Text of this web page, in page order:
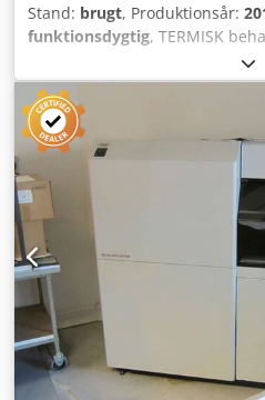
Stand: brugt, Produktionsår:
funktionsdygtig, TERMISK
med indgangsbro til tilslutning
systemet. Csdpfjzquq Aox Ac
BRUG.